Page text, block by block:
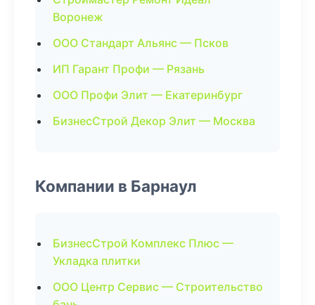
Воронеж
ООО Стандарт Альянс — Псков
ИП Гарант Профи — Рязань
ООО Профи Элит — Екатеринбург
БизнесСтрой Декор Элит — Москва
Компании в Барнаул
БизнесСтрой Комплекс Плюс —
Укладка плитки
ООО Центр Сервис — Строительство